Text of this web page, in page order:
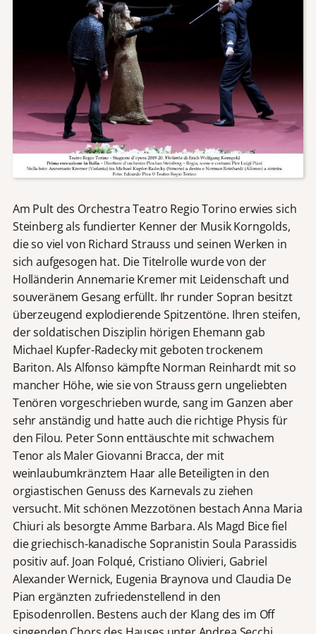
Am Pult des Orchestra Teatro Regio Torino erwies sich
Steinberg als fundierter Kenner der Musik Korngolds,
die so viel von Richard Strauss und seinen Werken in
sich aufgesogen hat. Die Titelrolle wurde von der
Holländerin Annemarie Kremer mit Leidenschaft und
souveränem Gesang erfüllt. Ihr runder Sopran besitzt
überzeugend explodierende Spitzentöne. Ihren steifen,
der soldatischen Disziplin hörigen Ehemann gab
Michael Kupfer-Radecky mit geboten trockenem
Bariton. Als Alfonso kämpfte Norman Reinhardt mit so
mancher Höhe, wie sie von Strauss gern ungeliebten
Tenören vorgeschrieben wurde, sang im Ganzen aber
sehr anständig und hatte auch die richtige Physis für
den Filou. Peter Sonn enttäuschte mit schwachem
Tenor als Maler Giovanni Bracca, der mit
weinlaubumkränztem Haar alle Beteiligten in den
orgiastischen Genuss des Karnevals zu ziehen
versucht. Mit schönen Mezzotönen bestach Anna Maria
Chiuri als besorgte Amme Barbara. Als Magd Bice fiel
die griechisch-kanadische Sopranistin Soula Parassidis
positiv auf. Joan Folqué, Cristiano Olivieri, Gabriel
Alexander Wernick, Eugenia Braynova und Claudia De
Pian ergänzten zufriedenstellend in den
Episodenrollen. Bestens auch der Klang des im Off